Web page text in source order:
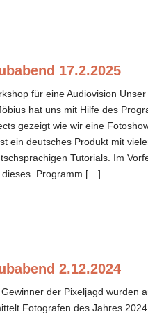
17.2.2025
für eine Audiovision
hat uns mit Hilfe des
gezeigt wie wir eine
ein deutsches Produkt mit
Tutorials. Im
dieses Programm […]
2.12.2024
Gewinner der Pixeljagd wurden
Fotografen des Jahres